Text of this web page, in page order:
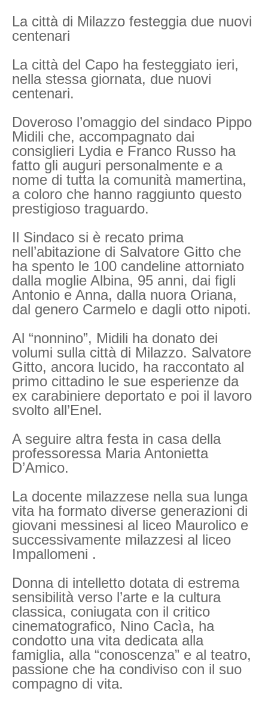
La città di Milazzo festeggia due nuovi
centenari
La città del Capo ha festeggiato ieri,
nella stessa giornata, due nuovi
centenari.
Doveroso l’omaggio del sindaco Pippo
Midili che, accompagnato dai
consiglieri Lydia e Franco Russo ha
fatto gli auguri personalmente e a
nome di tutta la comunità mamertina,
a coloro che hanno raggiunto questo
prestigioso traguardo.
Il Sindaco si è recato prima
nell’abitazione di Salvatore Gitto che
ha spento le 100 candeline attorniato
dalla moglie Albina, 95 anni, dai figli
Antonio e Anna, dalla nuora Oriana,
dal genero Carmelo e dagli otto nipoti.
Al “nonnino”, Midili ha donato dei
volumi sulla città di Milazzo. Salvatore
Gitto, ancora lucido, ha raccontato al
primo cittadino le sue esperienze da
ex carabiniere deportato e poi il lavoro
svolto all’Enel.
A seguire altra festa in casa della
professoressa Maria Antonietta
D’Amico.
La docente milazzese nella sua lunga
vita ha formato diverse generazioni di
giovani messinesi al liceo Maurolico e
successivamente milazzesi al liceo
Impallomeni .
Donna di intelletto dotata di estrema
sensibilità verso l’arte e la cultura
classica, coniugata con il critico
cinematografico, Nino Cacìa, ha
condotto una vita dedicata alla
famiglia, alla “conoscenza” e al teatro,
passione che ha condiviso con il suo
compagno di vita.